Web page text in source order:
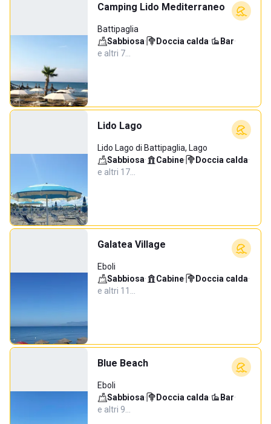
Camping Lido Mediterraneo
Battipaglia
Sabbiosa· Doccia calda· Bar·
e altri 7…
Lido Lago
Lido Lago di Battipaglia, Lago
Sabbiosa· Cabine· Doccia calda·
e altri 17…
Galatea Village
Eboli
Sabbiosa· Cabine· Doccia calda·
e altri 11…
Blue Beach
Eboli
Sabbiosa· Doccia calda· Bar·
e altri 9…